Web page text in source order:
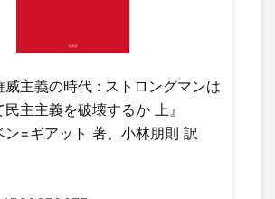
威主義の時代 : ストロングマンは
主主義を破壊するか 上』
ン=ギアット 著、小林朋則 訳